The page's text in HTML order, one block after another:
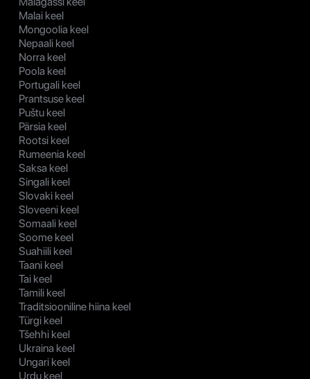
Malai keel
Mongoolia keel
Nepaali keel
Norra keel
Poola keel
Portugali keel
Prantsuse keel
Puštu keel
Pärsia keel
Rootsi keel
Rumeenia keel
Saksa keel
Singali keel
Slovaki keel
Sloveeni keel
Somaali keel
Soome keel
Suahiili keel
Taani keel
Tai keel
Tamili keel
Traditsiooniline hiina keel
Türgi keel
Tšehhi keel
Ukraina keel
Ungari keel
Urdu keel